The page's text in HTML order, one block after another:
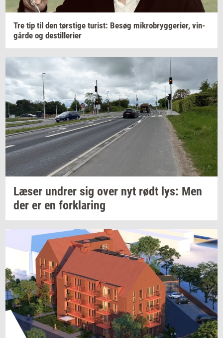
Tre tip til den tørsti­ge turist: Besøg mi­kro­bryg­ge­ri­er, vin­
går­de og destil­le­ri­er
Læser un­drer sig over nyt rødt lys: Men
der er en for­kla­ring